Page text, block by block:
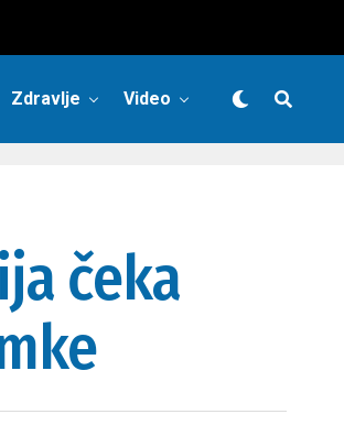
Zdravlje Video
čeka